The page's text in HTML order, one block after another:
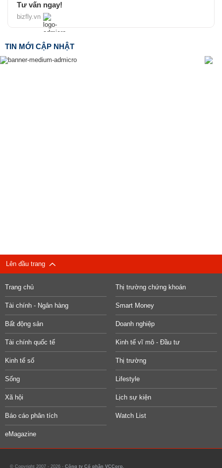
Tư vấn ngay!
bizfly.vn
TIN MỚI CẬP NHẬT
Lên đầu trang
Trang chủ Thị trường chứng khoán
Tài chính - Ngân hàng Smart Money
Bất động sản Doanh nghiệp
Tài chính quốc tế Kinh tế vĩ mô - Đầu tư
Kinh tế số Thị trường
Sống Lifestyle
Xã hội Lịch sự kiện
Báo cáo phân tích Watch List
eMagazine
© Copyright 2007 - 2026 - Công ty Cổ phần VCCorp.